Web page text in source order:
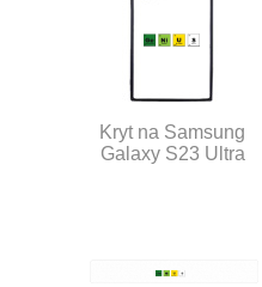
Kryt na Samsung
Galaxy S23 Ultra